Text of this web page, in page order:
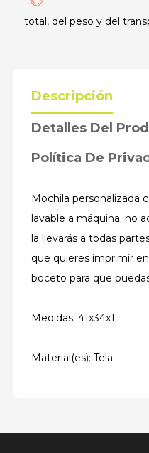
total, del peso y del
Descripción
Detalles Del
Política De
Mochila personalizada
lavable a máquina. no
la llevarás a todas
que quieres imprimir
boceto para que
Medidas: 41x34x1
Material(es): Tela